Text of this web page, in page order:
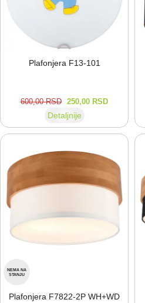
Plafonjera F13-⁠101
600,00RSD 250,00 RSD
Detaljnije
NEMA NA
STANJU
Plafonjera F7822-⁠2P WH+WD